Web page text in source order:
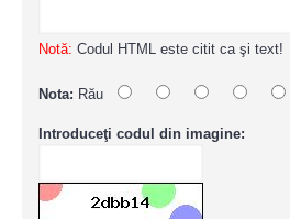
Notă: Codul HTML este citit ca şi text!
Nota: Rău
Introduceţi codul din imagine: